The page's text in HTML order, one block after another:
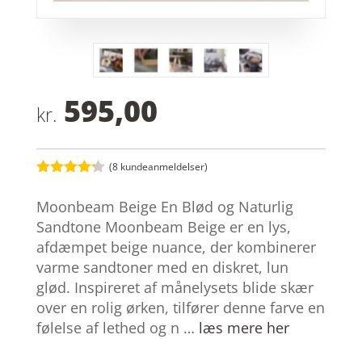
kr. 595,00
ud af 5
baseret
på
kundebedø
mmelser
(8 kundeanmeldelser)
Moonbeam Beige En Blød og Naturlig
Sandtone Moonbeam Beige er en lys,
afdæmpet beige nuance, der kombinerer
varme sandtoner med en diskret, lun
glød. Inspireret af månelysets blide skær
over en rolig ørken, tilfører denne farve en
følelse af lethed og n … læs mere her